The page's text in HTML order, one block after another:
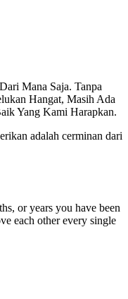
Mana Saja. Tanpa
Hangat, Masih Ada
Yang Kami Harapkan.
adalah cerminan dari
or years you have been
each other every single